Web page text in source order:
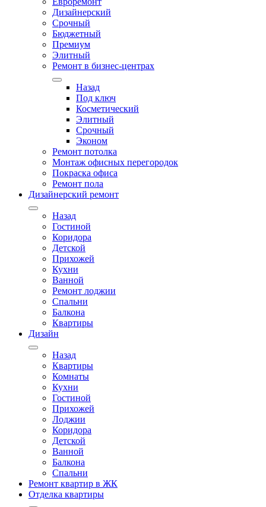
Дизайнерский
Срочный
Бюджетный
Премиум
Элитный
Ремонт в бизнес-центрах
Назад
Под ключ
Косметический
Элитный
Срочный
Эконом
Ремонт потолка
Монтаж офисных перегородок
Покраска офиса
Ремонт пола
Дизайнерский ремонт
Назад
Гостиной
Коридора
Детской
Прихожей
Кухни
Ванной
Ремонт лоджии
Спальни
Балкона
Квартиры
Дизайн
Назад
Квартиры
Комнаты
Кухни
Гостиной
Прихожей
Лоджии
Коридора
Детской
Ванной
Балкона
Спальни
Ремонт квартир в ЖК
Отделка квартиры